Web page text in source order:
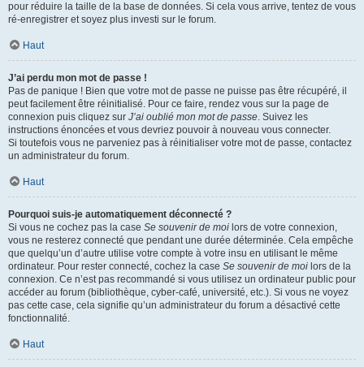
pour réduire la taille de la base de données. Si cela vous arrive, tentez de vous
ré-enregistrer et soyez plus investi sur le forum.
Haut
J’ai perdu mon mot de passe !
Pas de panique ! Bien que votre mot de passe ne puisse pas être récupéré, il
peut facilement être réinitialisé. Pour ce faire, rendez vous sur la page de
connexion puis cliquez sur J’ai oublié mon mot de passe. Suivez les
instructions énoncées et vous devriez pouvoir à nouveau vous connecter.
Si toutefois vous ne parveniez pas à réinitialiser votre mot de passe, contactez
un administrateur du forum.
Haut
Pourquoi suis-je automatiquement déconnecté ?
Si vous ne cochez pas la case Se souvenir de moi lors de votre connexion,
vous ne resterez connecté que pendant une durée déterminée. Cela empêche
que quelqu’un d’autre utilise votre compte à votre insu en utilisant le même
ordinateur. Pour rester connecté, cochez la case Se souvenir de moi lors de la
connexion. Ce n’est pas recommandé si vous utilisez un ordinateur public pour
accéder au forum (bibliothèque, cyber-café, université, etc.). Si vous ne voyez
pas cette case, cela signifie qu’un administrateur du forum a désactivé cette
fonctionnalité.
Haut